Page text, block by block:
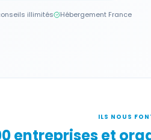
illimités Hébergement France
ILS NOUS
entreprises et